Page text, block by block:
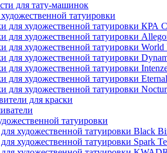
для тату-машинок
татуировки
для художественной татуировки КРА
для художественной татуировки
для художественной татуировки World
для художественной татуировки
для художественной татуировки
для художественной татуировки Eternal
для художественной татуировки
для краски
татуировки
художественной татуировки Black
художественной татуировки Spark